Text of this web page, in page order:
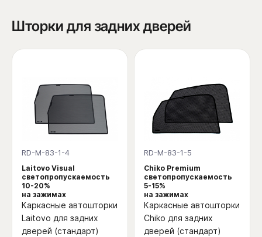
Шторки для задних дверей
RD-M-83-1-4
Laitovo Visual
светопропускаемость
10-20%
на зажимах
Каркасные автошторки
Laitovo для задних
дверей (стандарт)
RD-M-83-1-5
Chiko Premium
светопропускаемость
5-15%
на зажимах
Каркасные автошторки
Chiko для задних
дверей (стандарт)